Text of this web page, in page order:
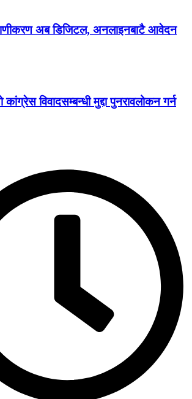
अब डिजिटल, अनलाइनबाटै आवेदन
कांग्रेस विवादसम्बन्धी मुद्दा पुनरावलोकन गर्न